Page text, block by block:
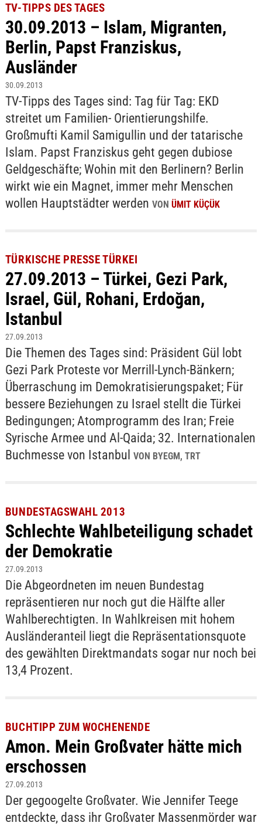
TV-TIPPS DES TAGES
30.09.2013 – Islam, Migranten,
Berlin, Papst Franziskus,
Ausländer
30.09.2013
TV-Tipps des Tages sind: Tag für Tag: EKD
streitet um Familien- Orientierungshilfe.
Großmufti Kamil Samigullin und der tatarische
Islam. Papst Franziskus geht gegen dubiose
Geldgeschäfte; Wohin mit den Berlinern? Berlin
wirkt wie ein Magnet, immer mehr Menschen
wollen Hauptstädter werden VON ÜMIT KÜÇÜK
TÜRKISCHE PRESSE TÜRKEI
27.09.2013 – Türkei, Gezi Park,
Israel, Gül, Rohani, Erdoğan,
Istanbul
27.09.2013
Die Themen des Tages sind: Präsident Gül lobt
Gezi Park Proteste vor Merrill-Lynch-Bänkern;
Überraschung im Demokratisierungspaket; Für
bessere Beziehungen zu Israel stellt die Türkei
Bedingungen; Atomprogramm des Iran; Freie
Syrische Armee und Al-Qaida; 32. Internationalen
Buchmesse von Istanbul VON BYEGM, TRT
BUNDESTAGSWAHL 2013
Schlechte Wahlbeteiligung schadet
der Demokratie
27.09.2013
Die Abgeordneten im neuen Bundestag
repräsentieren nur noch gut die Hälfte aller
Wahlberechtigten. In Wahlkreisen mit hohem
Ausländeranteil liegt die Repräsentationsquote
des gewählten Direktmandats sogar nur noch bei
13,4 Prozent.
BUCHTIPP ZUM WOCHENENDE
Amon. Mein Großvater hätte mich
erschossen
27.09.2013
Der gegoogelte Großvater. Wie Jennifer Teege
entdeckte, dass ihr Großvater Massenmörder war